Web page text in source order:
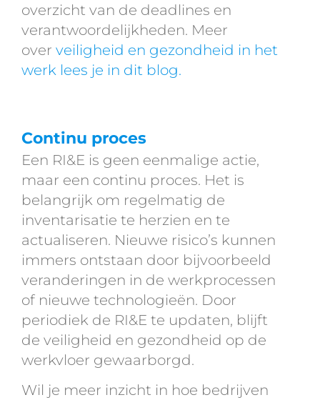
overzicht van de deadlines en
verantwoordelijkheden. Meer
over veiligheid en gezondheid in het
werk lees je in dit blog.
Continu proces
Een RI&E is geen eenmalige actie,
maar een continu proces. Het is
belangrijk om regelmatig de
inventarisatie te herzien en te
actualiseren. Nieuwe risico’s kunnen
immers ontstaan door bijvoorbeeld
veranderingen in de werkprocessen
of nieuwe technologieën. Door
periodiek de RI&E te updaten, blijft
de veiligheid en gezondheid op de
werkvloer gewaarborgd.
Wil je meer inzicht in hoe bedrijven